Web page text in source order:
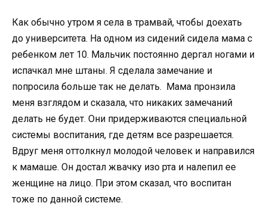
Как обычно утром я села в трамвай, чтобы доехать
до университета. На одном из сидений сидела мама с
ребенком лет 10. Мальчик постоянно дергал ногами и
испачкал мне штаны. Я сделала замечание и
попросила больше так не делать. Мама пронзила
меня взглядом и сказала, что никаких замечаний
делать не будет. Они придерживаются специальной
системы воспитания, где детям все разрешается.
Вдруг меня оттолкнул молодой человек и направился
к мамаше. Он достал жвачку изо рта и налепил ее
женщине на лицо. При этом сказал, что воспитан
тоже по данной системе.